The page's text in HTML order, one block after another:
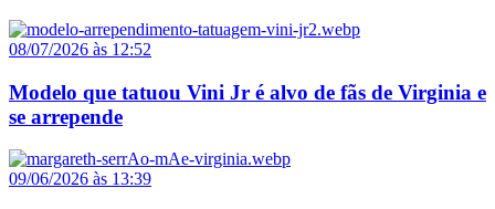
08/07/2026 às 12:52
Modelo que tatuou Vini Jr é alvo de fãs de Virginia e
se arrepende
09/06/2026 às 13:39